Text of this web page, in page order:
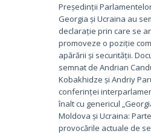
Președinții
Georgia și Ucraina au
declarație prin care se
promoveze o poziție
apărării și securității.
semnat de Andrian
Kobakhidze și Andriy
conferinței
înalt cu genericul
Moldova și Ucraina:
provocările actuale de